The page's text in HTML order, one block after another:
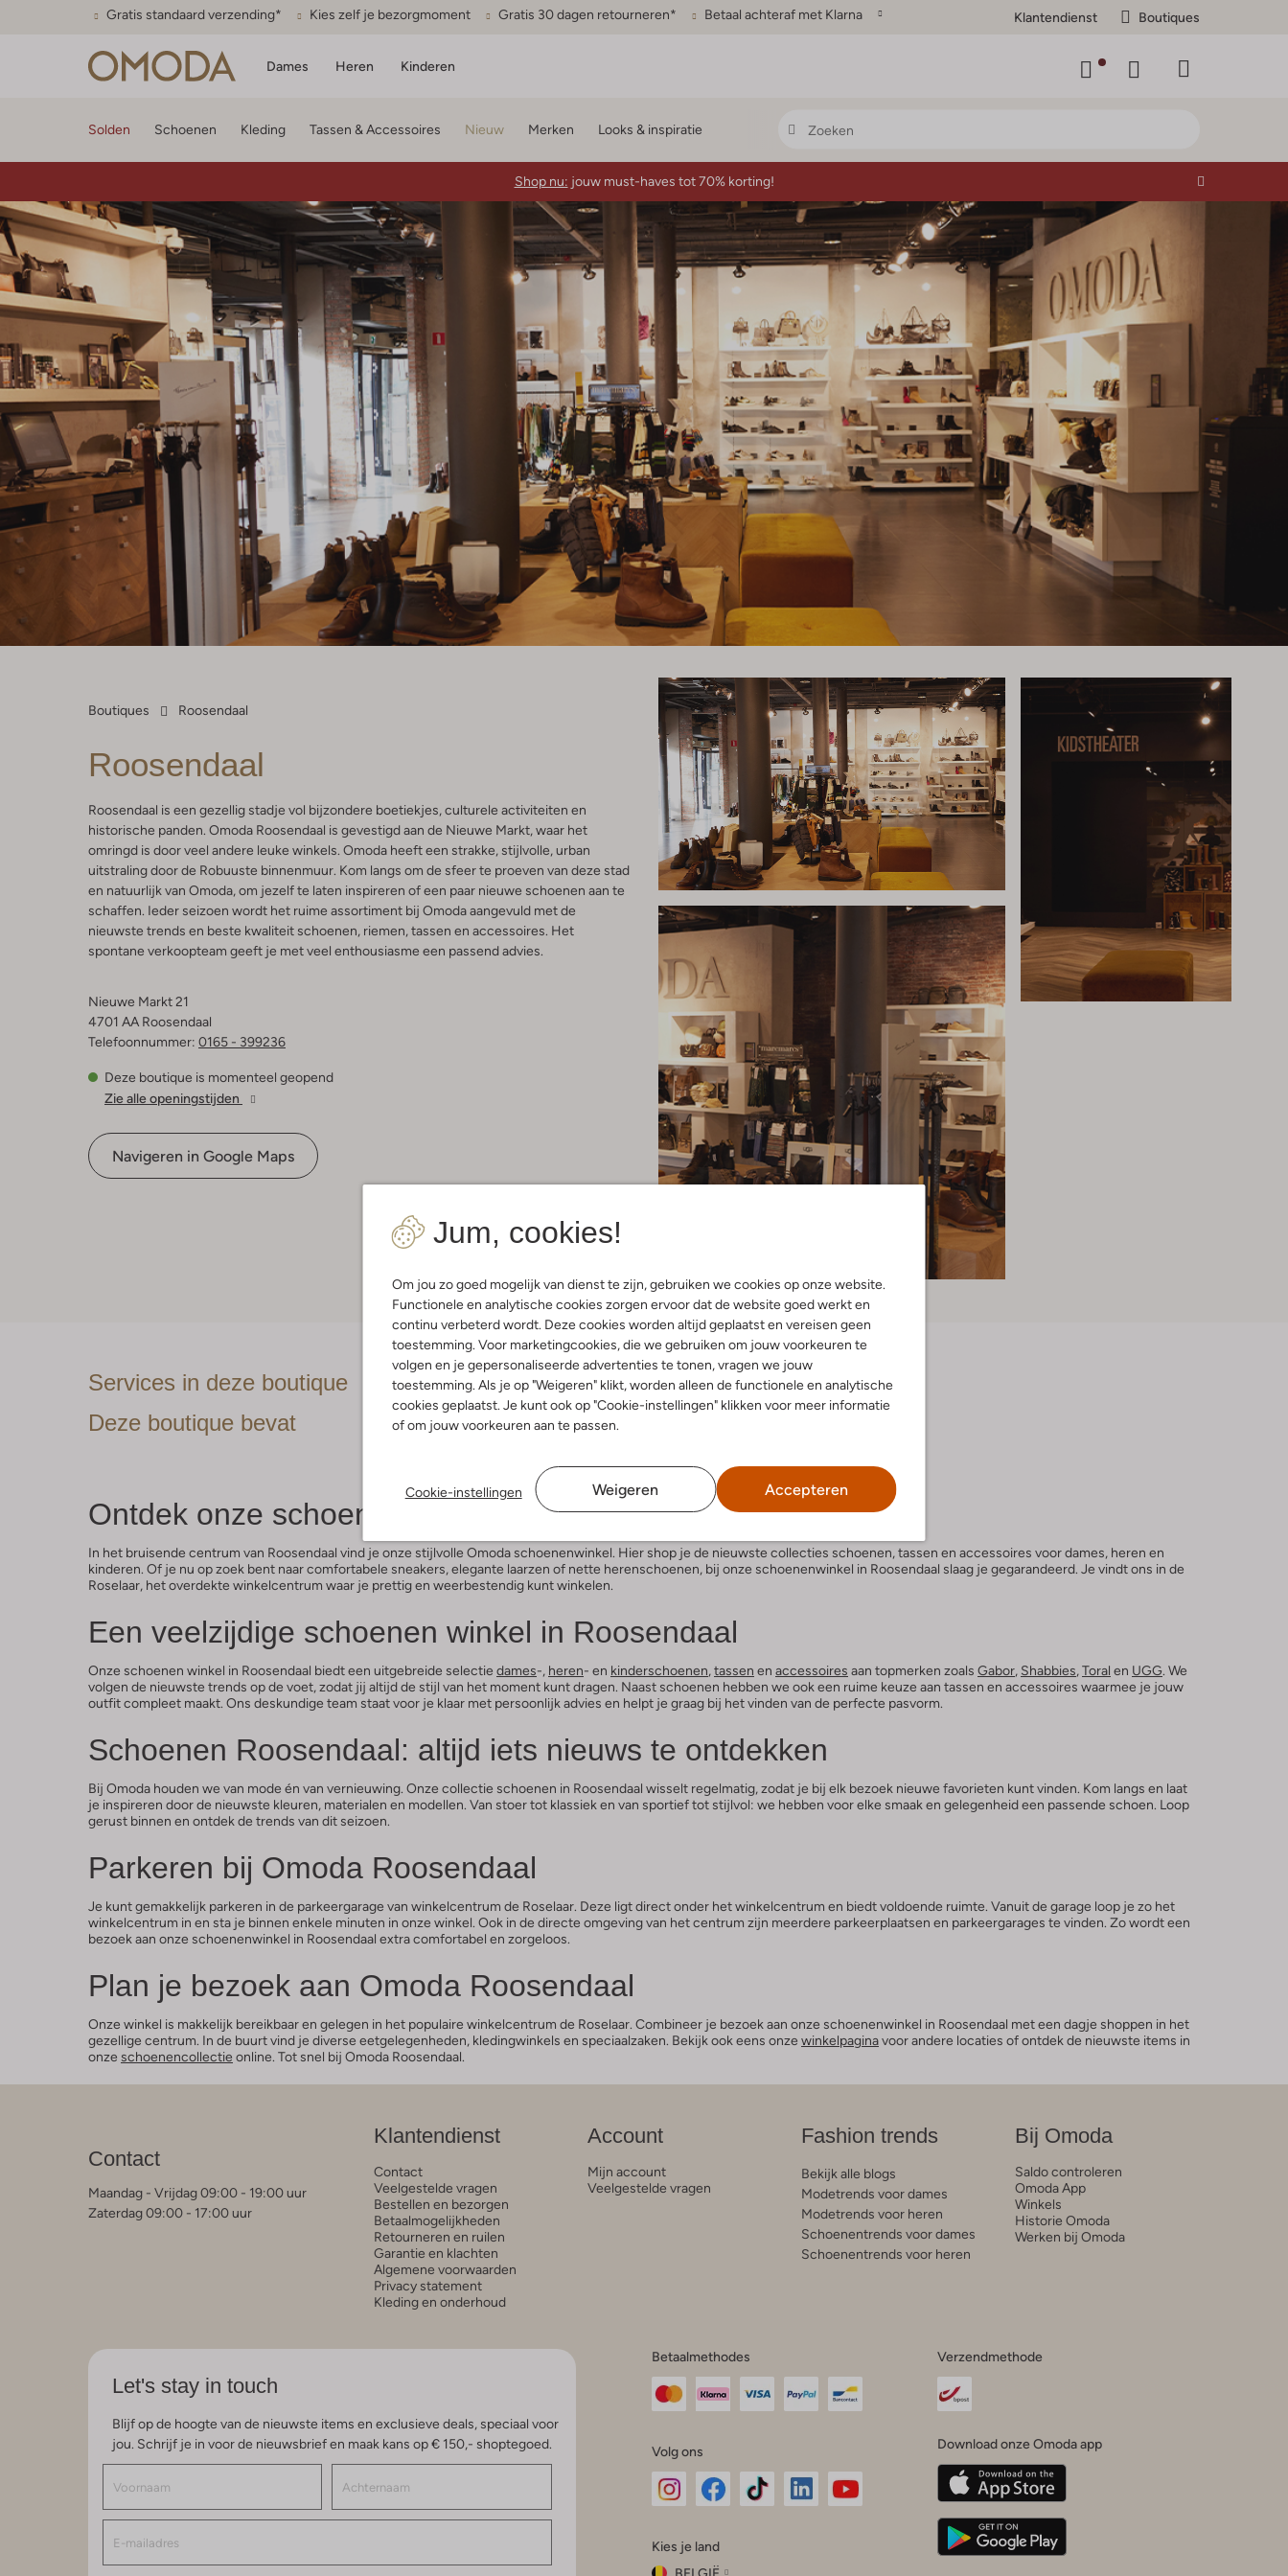
Gratis standaard verzending* Kies zelf je bezorgmoment Gratis 30 dagen retourneren* Betaal achteraf met Klarna Klantendienst Boutiques
Dames Heren Kinderen
Jum, cookies!
Om jou zo goed mogelijk van dienst te zijn, gebruiken we cookies op onze website.
Functionele en analytische cookies zorgen ervoor dat de website goed werkt en
continu verbeterd wordt. Deze cookies worden altijd geplaatst en vereisen geen
toestemming. Voor marketingcookies, die we gebruiken om jouw voorkeuren te
volgen en je gepersonaliseerde advertenties te tonen, vragen we jouw
toestemming. Als je op "Weigeren" klikt, worden alleen de functionele en analytische
cookies geplaatst. Je kunt ook op "Cookie-instellingen" klikken voor meer informatie
of om jouw voorkeuren aan te passen.
Cookie-instellingen Weigeren Accepteren
Solden Schoenen Kleding Tassen & Accessoires Nieuw Merken Looks & inspiratie
Shop nu: jouw must-haves tot 70% korting!
Boutiques Roosendaal
Roosendaal
Roosendaal is een gezellig stadje vol bijzondere boetiekjes, culturele activiteiten en
historische panden. Omoda Roosendaal is gevestigd aan de Nieuwe Markt, waar het
omringd is door veel andere leuke winkels. Omoda heeft een strakke, stijlvolle, urban
uitstraling door de Robuuste binnenmuur. Kom langs om de sfeer te proeven van deze stad
en natuurlijk van Omoda, om jezelf te laten inspireren of een paar nieuwe schoenen aan te
schaffen. Ieder seizoen wordt het ruime assortiment bij Omoda aangevuld met de
nieuwste trends en beste kwaliteit schoenen, riemen, tassen en accessoires. Het
spontane verkoopteam geeft je met veel enthousiasme een passend advies.
Nieuwe Markt 21
4701 AA Roosendaal
Telefoonnummer: 0165 - 399236
Deze boutique is momenteel geopend
Zie alle openingstijden
Navigeren in Google Maps
Services in deze boutique
Deze boutique bevat
Ontdek onze schoenenwinkel in Roosendaal
In het bruisende centrum van Roosendaal vind je onze stijlvolle Omoda schoenenwinkel. Hier shop je de nieuwste collecties schoenen, tassen en accessoires voor dames, heren en
kinderen. Of je nu op zoek bent naar comfortabele sneakers, elegante laarzen of nette herenschoenen, bij onze schoenenwinkel in Roosendaal slaag je gegarandeerd. Je vindt ons in de
Roselaar, het overdekte winkelcentrum waar je prettig en weerbestendig kunt winkelen.
Een veelzijdige schoenen winkel in Roosendaal
Onze schoenen winkel in Roosendaal biedt een uitgebreide selectie dames-, heren- en kinderschoenen,tassen en accessoires aan topmerken zoals Gabor, Shabbies,Toral en UGG. We
volgen de nieuwste trends op de voet, zodat jij altijd de stijl van het moment kunt dragen. Naast schoenen hebben we ook een ruime keuze aan tassen en accessoires waarmee je jouw
outfit compleet maakt. Ons deskundige team staat voor je klaar met persoonlijk advies en helpt je graag bij het vinden van de perfecte pasvorm.
Schoenen Roosendaal: altijd iets nieuws te ontdekken
Bij Omoda houden we van mode én van vernieuwing. Onze collectie schoenen in Roosendaal wisselt regelmatig, zodat je bij elk bezoek nieuwe favorieten kunt vinden. Kom langs en laat
je inspireren door de nieuwste kleuren, materialen en modellen. Van stoer tot klassiek en van sportief tot stijlvol: we hebben voor elke smaak en gelegenheid een passende schoen. Loop
gerust binnen en ontdek de trends van dit seizoen.
Parkeren bij Omoda Roosendaal
Je kunt gemakkelijk parkeren in de parkeergarage van winkelcentrum de Roselaar. Deze ligt direct onder het winkelcentrum en biedt voldoende ruimte. Vanuit de garage loop je zo het
winkelcentrum in en sta je binnen enkele minuten in onze winkel. Ook in de directe omgeving van het centrum zijn meerdere parkeerplaatsen en parkeergarages te vinden. Zo wordt een
bezoek aan onze schoenenwinkel in Roosendaal extra comfortabel en zorgeloos.
Plan je bezoek aan Omoda Roosendaal
Onze winkel is makkelijk bereikbaar en gelegen in het populaire winkelcentrum de Roselaar. Combineer je bezoek aan onze schoenenwinkel in Roosendaal met een dagje shoppen in het
gezellige centrum. In de buurt vind je diverse eetgelegenheden, kledingwinkels en speciaalzaken. Bekijk ook eens onze winkelpaginavoor andere locaties of ontdek de nieuwste items in
onze schoenencollectie online. Tot snel bij Omoda Roosendaal.
Contact
Maandag - Vrijdag 09:00 - 19:00 uur
Zaterdag 09:00 - 17:00 uur
Klantendienst
Contact
Veelgestelde vragen
Bestellen en bezorgen
Betaalmogelijkheden
Retourneren en ruilen
Garantie en klachten
Algemene voorwaarden
Privacy statement
Kleding en onderhoud
Account
Mijn account
Veelgestelde vragen
Fashion trends
Bekijk alle blogs
Modetrends voor dames
Modetrends voor heren
Schoenentrends voor dames
Schoenentrends voor heren
Bij Omoda
Saldo controleren
Omoda App
Winkels
Historie Omoda
Werken bij Omoda
Let's stay in touch
Blijf op de hoogte van de nieuwste items en exclusieve deals, speciaal voor
jou. Schrijf je in voor de nieuwsbrief en maak kans op € 150,- shoptegoed.
Betaalmethodes
Volg ons
InstagramFacebook
Kies je land
Verzendmethode
Download onze Omoda app